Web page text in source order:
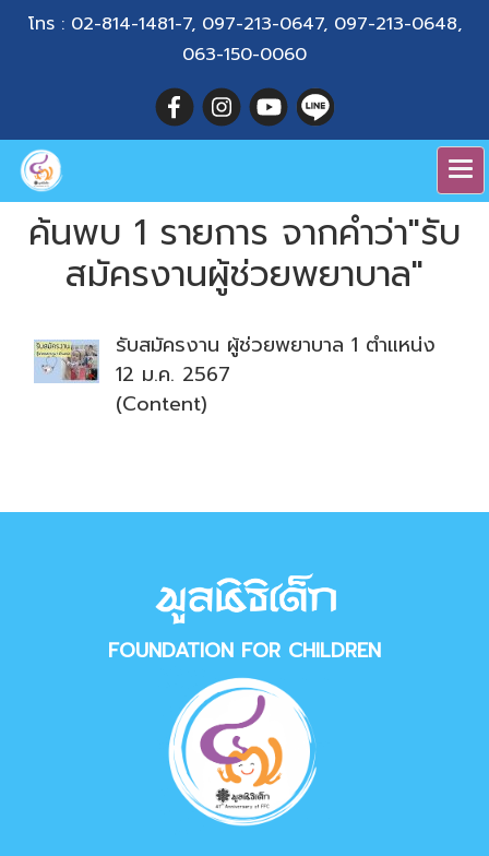
โทร : 02-814-1481-7, 097-213-0647, 097-213-0648,
063-150-0060
ค้นพบ 1 รายการ จากคำว่า"รับ
สมัครงานผู้ช่วยพยาบาล"
รับสมัครงาน ผู้ช่วยพยาบาล 1 ตำแหน่ง
12 ม.ค. 2567
(Content)
FOUNDATION FOR CHILDREN